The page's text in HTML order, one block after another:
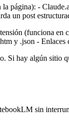
la página): -
un post
(funciona
y .json -
Si hay algún sitio
sin